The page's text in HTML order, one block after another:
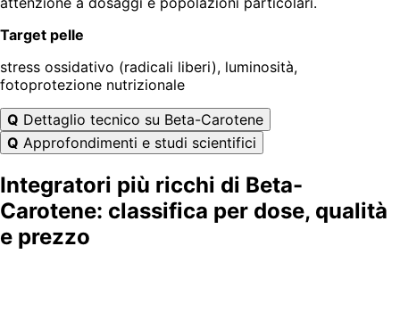
Target pelle
stress ossidativo (radicali liberi), luminosità,
fotoprotezione nutrizionale
Q Dettaglio tecnico su Beta-Carotene
Q Approfondimenti e studi scientifici
Integratori più ricchi di Beta-
Carotene: classifica per dose, qualità
e prezzo